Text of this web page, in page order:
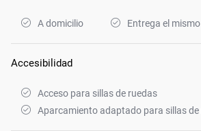
A domicilio Entrega el
Accesibilidad
Acceso para sillas de ruedas
Aparcamiento adaptado para sillas de